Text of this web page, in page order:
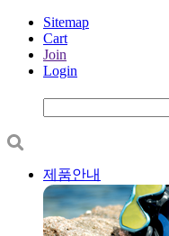
Sitemap
Cart
Join
Login
제품안내